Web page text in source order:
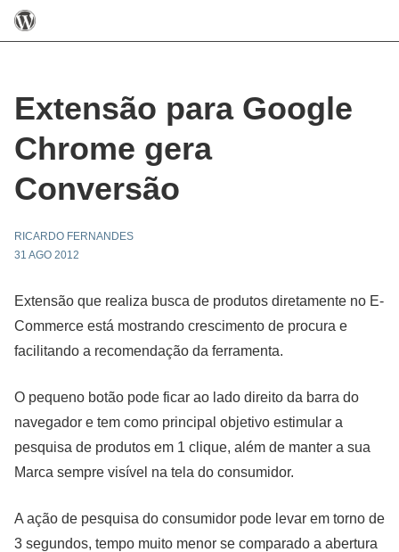
Extensão para Google
Chrome gera
Conversão
RICARDO FERNANDES
31 AGO 2012
Extensão que realiza busca de produtos diretamente no E-
Commerce está mostrando crescimento de procura e
facilitando a recomendação da ferramenta.
O pequeno botão pode ficar ao lado direito da barra do
navegador e tem como principal objetivo estimular a
pesquisa de produtos em 1 clique, além de manter a sua
Marca sempre visível na tela do consumidor.
A ação de pesquisa do consumidor pode levar em torno de
3 segundos, tempo muito menor se comparado a abertura